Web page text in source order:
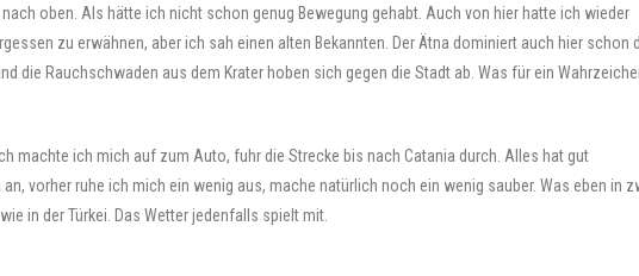
oben. Als hätte ich nicht schon genug Bewegung gehabt. Auch von hier hatte ich wieder
zu erwähnen, aber ich sah einen alten Bekannten. Der Ätna dominiert auch hier schon
die Rauchschwaden aus dem Krater hoben sich gegen die Stadt ab. Was für ein
machte ich mich auf zum Auto, fuhr die Strecke bis nach Catania durch. Alles hat gut
vorher ruhe ich mich ein wenig aus, mache natürlich noch ein wenig sauber. Was eben in
in der Türkei. Das Wetter jedenfalls spielt mit.